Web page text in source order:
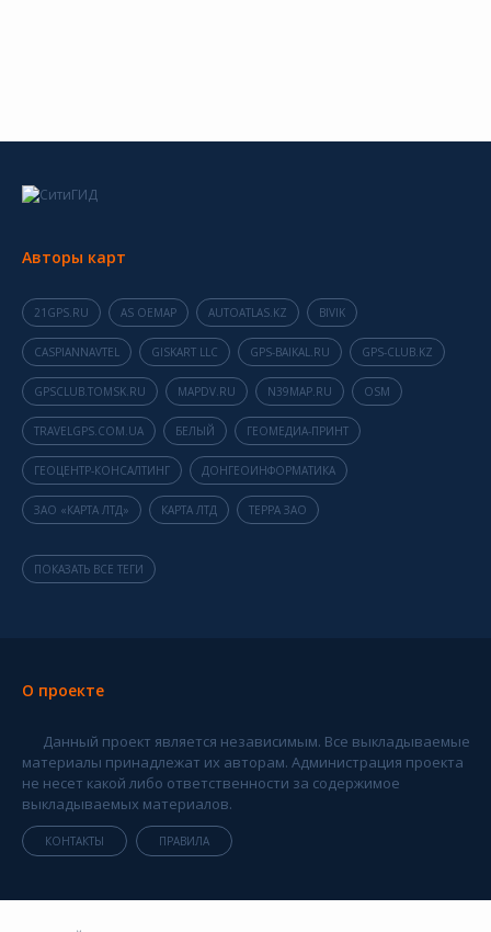
Авторы карт
21GPS.RU AS OEMAP AUTOATLAS.KZ BIVIK
CASPIANNAVTEL GISKART LLC GPS-BAIKAL.RU GPS-CLUB.KZ
GPSCLUB.TOMSK.RU MAPDV.RU N39MAP.RU OSM
TRAVELGPS.COM.UA БЕЛЫЙ ГЕОМЕДИА-ПРИНТ
ГЕОЦЕНТР-КОНСАЛТИНГ ДОНГЕОИНФОРМАТИКА
ЗАО «КАРТА ЛТД» КАРТА ЛТД ТЕРРА ЗАО
ПОКАЗАТЬ ВСЕ ТЕГИ
О проекте
Данный проект является независимым. Все выкладываемые
материалы принадлежат их авторам. Администрация проекта
не несет какой либо ответственности за содержимое
выкладываемых материалов.
КОНТАКТЫ ПРАВИЛА